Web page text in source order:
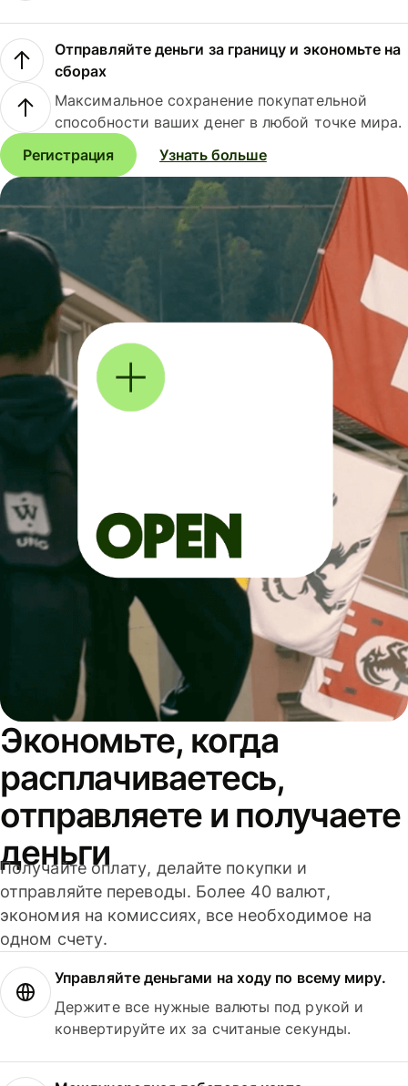
Отправляйте деньги за границу и экономьте на
сборах
Максимальное сохранение покупательной
способности ваших денег в любой точке мира.
Регистрация
Узнать больше
Экономьте, когда
расплачиваетесь,
отправляете и получаете
деньги
Получайте оплату, делайте покупки и
отправляйте переводы. Более 40 валют,
экономия на комиссиях, все необходимое на
одном счету.
Управляйте деньгами на ходу по всему миру.
Держите все нужные валюты под рукой и
конвертируйте их за считаные секунды.